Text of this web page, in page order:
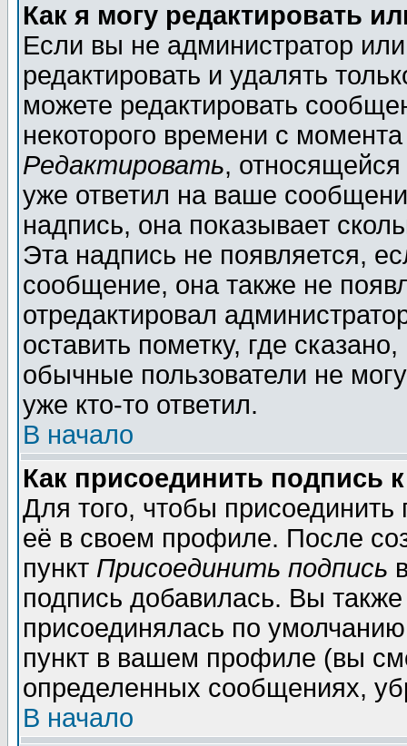
Как я могу редактировать
Если вы не администратор
редактировать и удалять
можете редактировать
некоторого времени с
Редактировать,
уже ответил на ваше
надпись, она показывает
Эта надпись не появляется,
сообщение, она также не
отредактировал
оставить пометку, где
обычные пользователи не
уже кто-то ответил.
В начало
Как присоединить подпись
Для того, чтобы
её в своем профиле. После
пункт Присоединить подпись
подпись добавилась. Вы
присоединялась по
пункт в вашем профиле (вы
определенных сообщениях,
В начало